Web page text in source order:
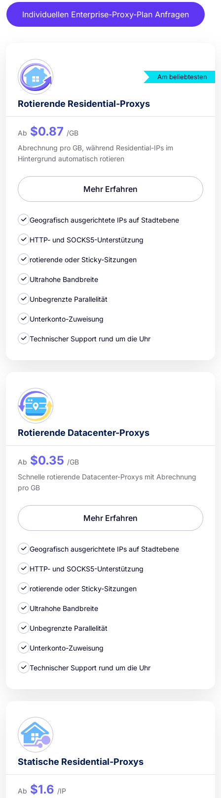
Individuellen Enterprise-Proxy-Plan Anfragen
Am beliebtesten
Rotierende Residential-Proxys
Ab $0.87 /GB
Abrechnung pro GB, während Residential-IPs im
Hintergrund automatisch rotieren
Mehr Erfahren
Geografisch ausgerichtete IPs auf Stadtebene
HTTP- und SOCKS5-Unterstützung
rotierende oder Sticky-Sitzungen
Ultrahohe Bandbreite
Unbegrenzte Parallelität
Unterkonto-Zuweisung
Technischer Support rund um die Uhr
Rotierende Datacenter-Proxys
Ab $0.35 /GB
Schnelle rotierende Datacenter-Proxys mit Abrechnung
pro GB
Mehr Erfahren
Geografisch ausgerichtete IPs auf Stadtebene
HTTP- und SOCKS5-Unterstützung
rotierende oder Sticky-Sitzungen
Ultrahohe Bandbreite
Unbegrenzte Parallelität
Unterkonto-Zuweisung
Technischer Support rund um die Uhr
Statische Residential-Proxys
Ab $1.6 /IP